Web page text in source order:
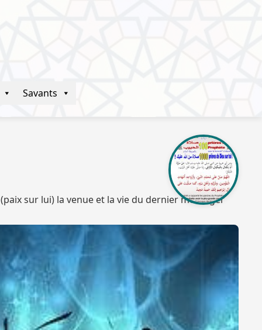
Savants
sur lui) la venue et la vie du dernier messager